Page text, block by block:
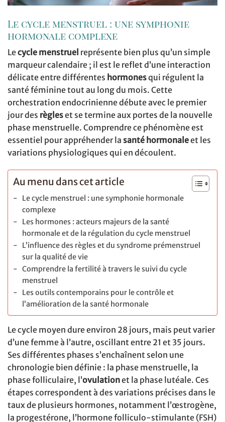
Le cycle menstruel : une symphonie
hormonale complexe
Lecycle menstruel représente bien plus qu’un simple
marqueur calendaire ; il est le reflet d’une interaction
délicate entre différentes hormonesqui régulent la
santé féminine tout au long du mois. Cette
orchestration endocrinienne débute avec le premier
jour des règleset se termine aux portes de la nouvelle
phase menstruelle. Comprendre ce phénomène est
essentiel pour appréhender la santé hormonaleet les
variations physiologiques qui en découlent.
Au menu dans cet article
Le cycle menstruel : une symphonie hormonale
complexe
Les hormones : acteurs majeurs de la santé
hormonale et de la régulation du cycle menstruel
L’influence des règles et du syndrome prémenstruel
sur la qualité de vie
Comprendre la fertilité à travers le suivi du cycle
menstruel
Les outils contemporains pour le contrôle et
l’amélioration de la santé hormonale
Le cycle moyen dure environ 28 jours, mais peut varier
d’une femme à l’autre, oscillant entre 21 et 35 jours.
Ses différentes phases s’enchaînent selon une
chronologie bien définie : la phase menstruelle, la
phase folliculaire, l’ovulationet la phase lutéale. Ces
étapes correspondent à des variations précises dans le
taux de plusieurs hormones, notamment l’œstrogène,
la progestérone, l’hormone folliculo-stimulante (FSH)